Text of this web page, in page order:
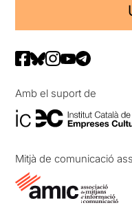
Amb el suport de
Mitjà de comunicació